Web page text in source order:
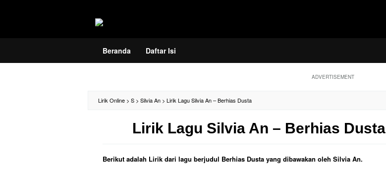
Beranda Daftar Isi
ADVERTISEMENT
Lirik Online > S > Silvia An > Lirik Lagu Silvia An – Berhias Dusta
Lirik Lagu Silvia An – Berhias Dusta
Berikut adalah Lirik dari lagu berjudul Berhias Dusta yang dibawakan oleh Silvia An.